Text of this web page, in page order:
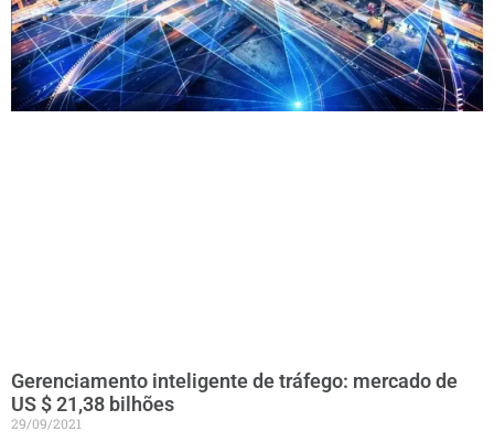
Gerenciamento inteligente de tráfego: mercado de
US $ 21,38 bilhões
29/09/2021